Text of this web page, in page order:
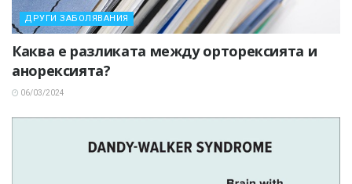
ДРУГИ ЗАБОЛЯВАНИЯ
Каква е разликата между орторексията и
анорексията?
06/03/2024